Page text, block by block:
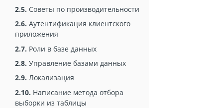
2.5. Советы по производительности
2.6. Аутентификация клиентского
приложения
2.7. Роли в базе данных
2.8. Управление базами данных
2.9. Локализация
2.10. Написание метода отбора
выборки из таблицы